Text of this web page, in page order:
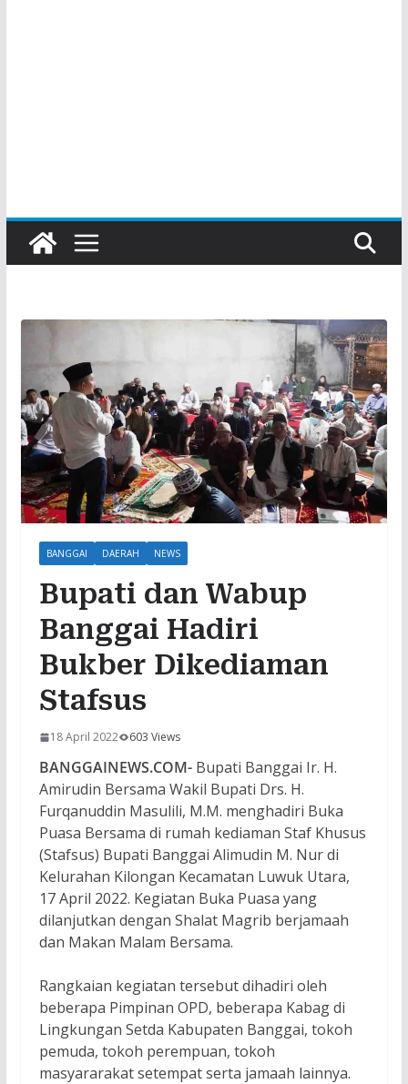
BANGGAI DAERAH NEWS
Bupati dan Wabup
Banggai Hadiri
Bukber Dikediaman
Stafsus
18 April 2022 603 Views
BANGGAINEWS.COM- Bupati Banggai Ir. H.
Amirudin Bersama Wakil Bupati Drs. H.
Furqanuddin Masulili, M.M. menghadiri Buka
Puasa Bersama di rumah kediaman Staf Khusus
(Stafsus) Bupati Banggai Alimudin M. Nur di
Kelurahan Kilongan Kecamatan Luwuk Utara,
17 April 2022. Kegiatan Buka Puasa yang
dilanjutkan dengan Shalat Magrib berjamaah
dan Makan Malam Bersama.
Rangkaian kegiatan tersebut dihadiri oleh
beberapa Pimpinan OPD, beberapa Kabag di
Lingkungan Setda Kabupaten Banggai, tokoh
pemuda, tokoh perempuan, tokoh
masyararakat setempat serta jamaah lainnya.